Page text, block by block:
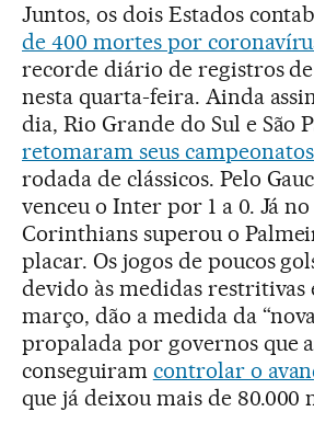
Juntos, os dois Estados
de 400 mortes por
recorde diário de registros de
nesta quarta-feira. Ainda
dia, Rio Grande do Sul e São
retomaram seus
rodada de clássicos. Pelo
venceu o Inter por 1 a 0. Já
Corinthians superou o
placar. Os jogos de poucos
devido às medidas restritivas
março, dão a medida da
propalada por governos que
conseguiram controlar o
que já deixou mais de 80.000